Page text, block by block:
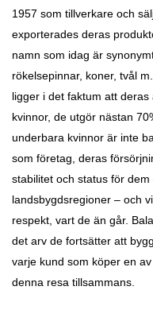
1957 som tillverkare och
exporterades deras
namn som idag är
rökelsepinnar, koner, tvål
ligger i det faktum att
kvinnor, de utgör nästan
underbara kvinnor är inte
som företag, deras
stabilitet och status för
landsbygdsregioner – och
respekt, vart de än går.
det arv de fortsätter att
varje kund som köper en
denna resa tillsammans.